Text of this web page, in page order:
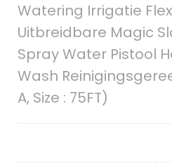
Watering Irrigatie
Uitbreidbare Magic
Spray Water Pistool
Wash
A, Size : 75FT)